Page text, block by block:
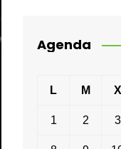
Agenda
L M X
1 2 3